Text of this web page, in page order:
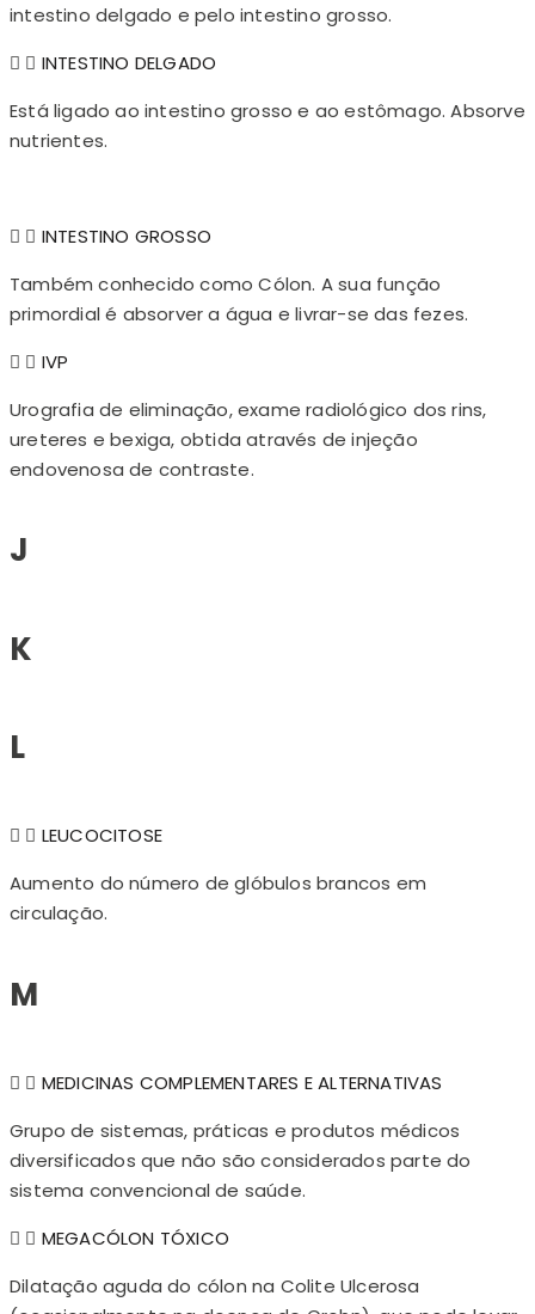
intestino delgado e pelo intestino grosso.
INTESTINO DELGADO
Está ligado ao intestino grosso e ao estômago. Absorve
nutrientes.
INTESTINO GROSSO
Também conhecido como Cólon. A sua função
primordial é absorver a água e livrar-se das fezes.
IVP
Urografia de eliminação, exame radiológico dos rins,
ureteres e bexiga, obtida através de injeção
endovenosa de contraste.
J
K
L
LEUCOCITOSE
Aumento do número de glóbulos brancos em
circulação.
M
MEDICINAS COMPLEMENTARES E ALTERNATIVAS
Grupo de sistemas, práticas e produtos médicos
diversificados que não são considerados parte do
sistema convencional de saúde.
MEGACÓLON TÓXICO
Dilatação aguda do cólon na Colite Ulcerosa